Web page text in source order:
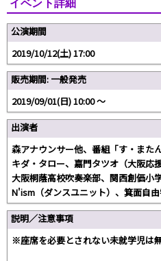
イベント詳細
公演期間
2019/10/12(土) 17:00
販売期間: 一般発売
2019/09/01(日) 10:00 〜
出演者
森アナウンサー他、番組「す・また
キダ・タロー、嘉門タツオ（大阪応
大阪桐蔭高校吹奏楽部、関西創価小
N'ism（ダンスユニット）、箕面
説明／注意事項
※座席を必要とされない未就学児は